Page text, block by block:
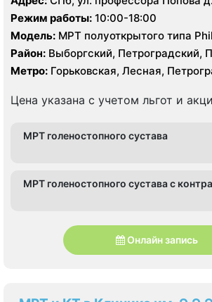
Режим работы: 10:00-18:00
Модель: МРТ полуоткрытого типа
Тесла, КТ Philips Ingenuity 128 срезов
Район: Выборгский, Петроградский,
Метро: Горьковская, Лесная,
Цена указана с учетом льгот и
МРТ голеностопного сустава
МРТ голеностопного сустава с
Онлайн запись